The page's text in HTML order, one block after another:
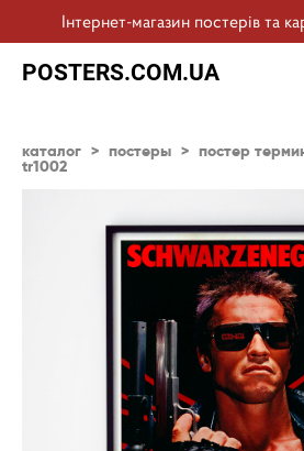
Інтернет-магазин постерів та
POSTERS.COM.UA
каталог > постеры > постер
tr1002